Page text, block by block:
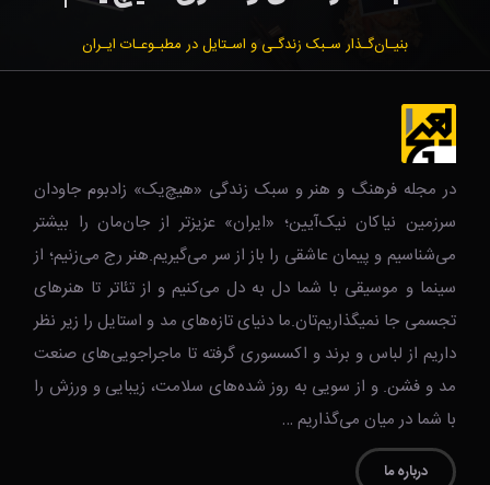
بنیـان‌گـذار سـبک زندگـی و اسـتایل در مطبـوعـات ایـران
در مجله فرهنگ و هنر و سبک زندگی‌ «هیچ‌یک» زادبوم جاودان
سرزمین نیاکان نیک‌‌‌آیین؛ «ایران» عزیزتر از جان‌مان را بیشتر
می‌شناسیم و پیمان عاشقی را باز از سر می‌گیریم.هنر رج می‌زنیم؛ از
سینما و موسیقی با شما دل به دل می‌کنیم و از تئاتر تا هنرهای
تجسمی جا نمیگذاریم‌تان.ما دنیای تازه‌های مد و استایل را زیر نظر
داریم از لباس و برند و اکسسوری گرفته تا ماجراجویی‌های صنعت
مد و فشن. و از سویی به روز شده‌های سلامت، زیبایی و ورزش را
با شما در میان می‌گذاریم …
درباره ما